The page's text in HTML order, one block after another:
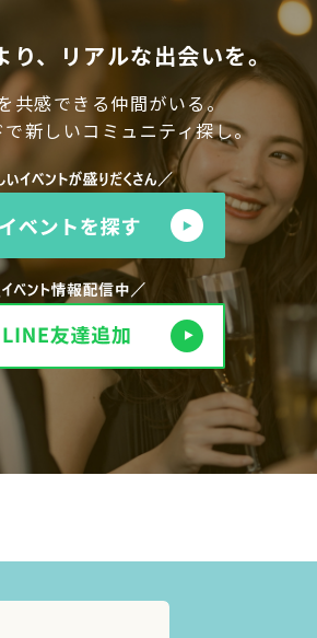
り、リアルな出会いを。
共感できる仲間がいる。
新しいコミュニティ探し。